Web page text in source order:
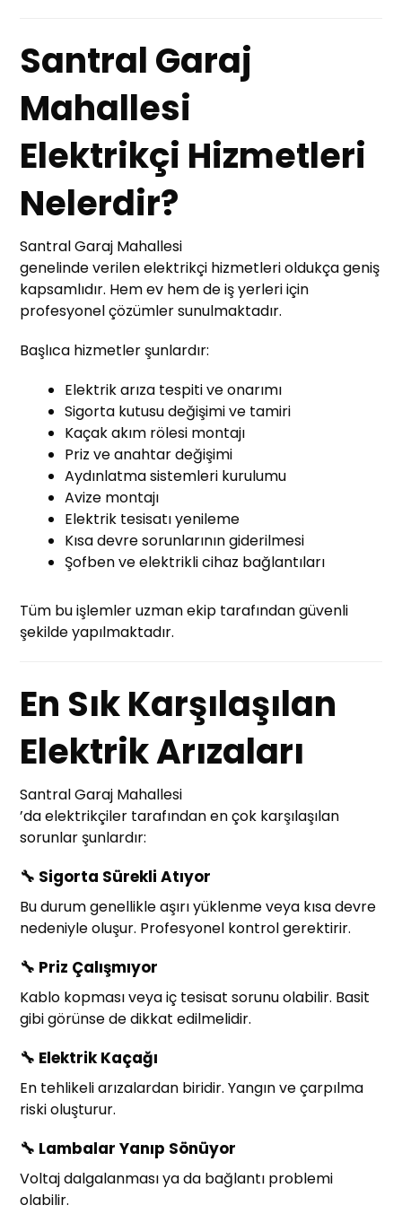
Santral Garaj
Mahallesi
Elektrikçi Hizmetleri
Nelerdir?
Santral Garaj Mahallesi
genelinde verilen elektrikçi hizmetleri oldukça geniş
kapsamlıdır. Hem ev hem de iş yerleri için
profesyonel çözümler sunulmaktadır.
Başlıca hizmetler şunlardır:
Elektrik arıza tespiti ve onarımı
Sigorta kutusu değişimi ve tamiri
Kaçak akım rölesi montajı
Priz ve anahtar değişimi
Aydınlatma sistemleri kurulumu
Avize montajı
Elektrik tesisatı yenileme
Kısa devre sorunlarının giderilmesi
Şofben ve elektrikli cihaz bağlantıları
Tüm bu işlemler uzman ekip tarafından güvenli
şekilde yapılmaktadır.
En Sık Karşılaşılan
Elektrik Arızaları
Santral Garaj Mahallesi
’da elektrikçiler tarafından en çok karşılaşılan
sorunlar şunlardır:
🔧 Sigorta Sürekli Atıyor
Bu durum genellikle aşırı yüklenme veya kısa devre
nedeniyle oluşur. Profesyonel kontrol gerektirir.
🔧 Priz Çalışmıyor
Kablo kopması veya iç tesisat sorunu olabilir. Basit
gibi görünse de dikkat edilmelidir.
🔧 Elektrik Kaçağı
En tehlikeli arızalardan biridir. Yangın ve çarpılma
riski oluşturur.
🔧 Lambalar Yanıp Sönüyor
Voltaj dalgalanması ya da bağlantı problemi
olabilir.